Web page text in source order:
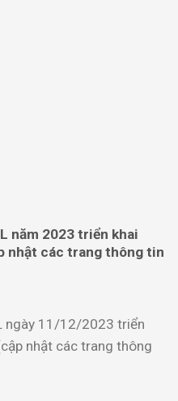
năm 2023 triển khai
nhật các trang thông tin
ngày 11/12/2023 triển
nhật các trang thông